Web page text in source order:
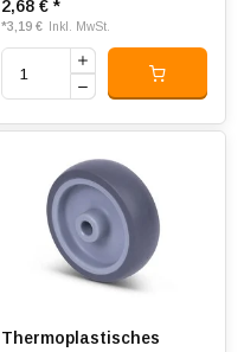
2,68 € *
*3,19 € Inkl. MwSt.
Thermoplastisches